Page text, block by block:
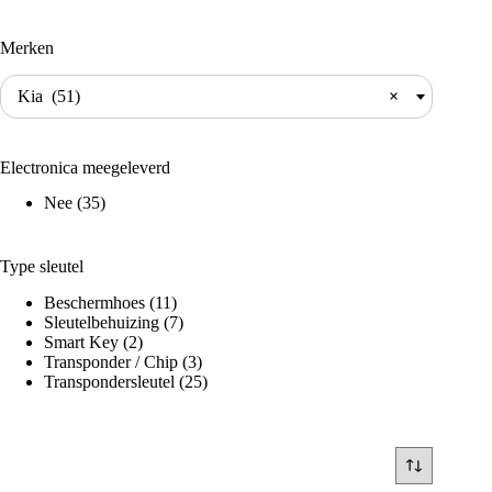
Merken
×
Kia (51)
Electronica meegeleverd
Nee (35)
Type sleutel
Beschermhoes (11)
Sleutelbehuizing (7)
Smart Key (2)
Transponder / Chip (3)
Transpondersleutel (25)